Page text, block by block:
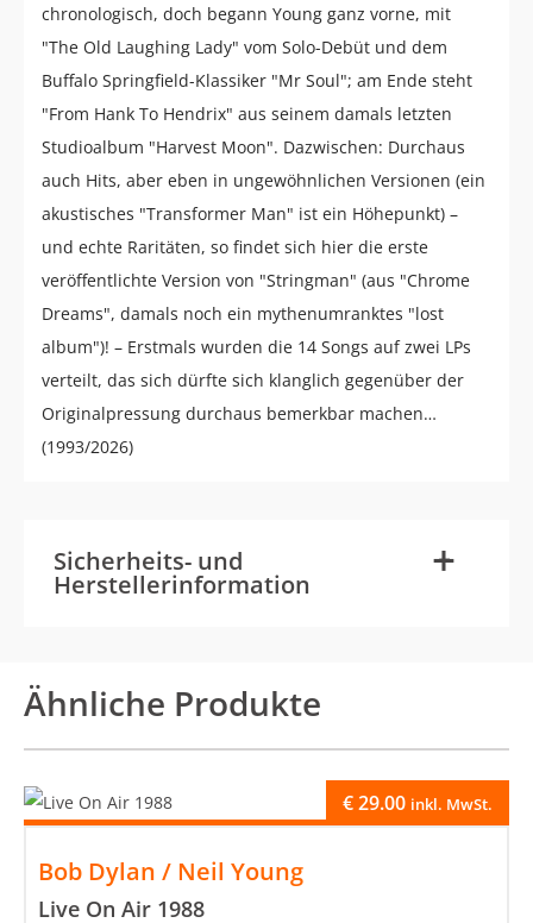
chronologisch, doch begann Young ganz vorne, mit
"The Old Laughing Lady" vom Solo-Debüt und dem
Buffalo Springfield-Klassiker "Mr Soul"; am Ende steht
"From Hank To Hendrix" aus seinem damals letzten
Studioalbum "Harvest Moon". Dazwischen: Durchaus
auch Hits, aber eben in ungewöhnlichen Versionen (ein
akustisches "Transformer Man" ist ein Höhepunkt) –
und echte Raritäten, so findet sich hier die erste
veröffentlichte Version von "Stringman" (aus "Chrome
Dreams", damals noch ein mythenumranktes "lost
album")! – Erstmals wurden die 14 Songs auf zwei LPs
verteilt, das sich dürfte sich klanglich gegenüber der
Originalpressung durchaus bemerkbar machen…
(1993/2026)
Sicherheits- und
Herstellerinformation +
-
Ähnliche Produkte
Bob Dylan / Neil Young
Live On Air 1988
€29.00 inkl. MwSt.